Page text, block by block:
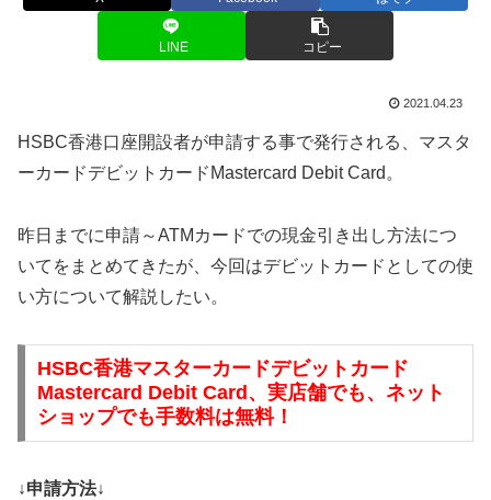
LINE コピー
2021.04.23
HSBC香港口座開設者が申請する事で発行される、マスタ
ーカードデビットカードMastercard Debit Card。
昨日までに申請～ATMカードでの現金引き出し方法につ
いてをまとめてきたが、今回はデビットカードとしての使
い方について解説したい。
HSBC香港マスターカードデビットカード
Mastercard Debit Card、実店舗でも、ネット
ショップでも手数料は無料！
↓申請方法↓